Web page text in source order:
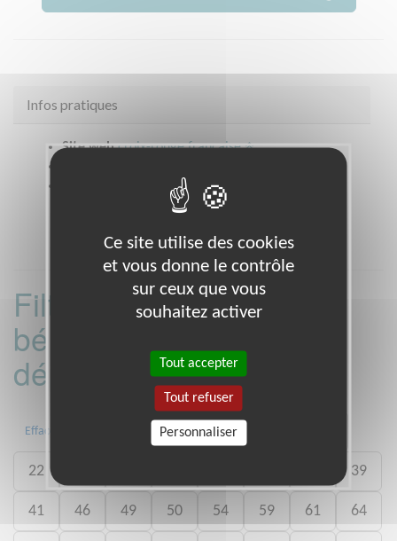
Infos pratiques
Site web croix-rouge française
Heures d'ouverture
du lundi au jeudi de 9h à 12 et de 14h15 à 17h.
Filtrer les missions
bénévoles par
département :
Effacer 13 15
22 39
41 46 49 50 54 59 61 64
Ce site utilise des cookies
et vous donne le contrôle
sur ceux que vous
souhaitez activer
Tout accepter
Tout refuser
Personnaliser